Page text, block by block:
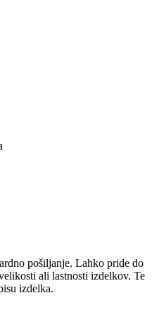
pošiljanje. Lahko pride do
ali lastnosti izdelkov. Te
izdelka.